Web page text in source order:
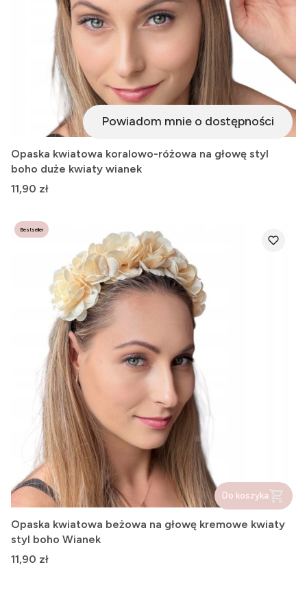
Powiadom mnie o dostępności
Opaska kwiatowa koralowo-różowa na głowę styl
boho duże kwiaty wianek
Cena
11,90 zł
Bestseller
Do koszyka
Opaska kwiatowa beżowa na głowę kremowe kwiaty
styl boho Wianek
Cena
11,90 zł